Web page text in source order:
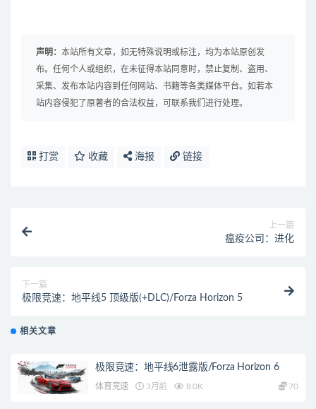
声明： 本站所有文章，如无特殊说明或标注，均为本站原创发
布。任何个人或组织，在未征得本站同意时，禁止复制、盗用、
采集、发布本站内容到任何网站、书籍等各类媒体平台。如若本
站内容侵犯了原著者的合法权益，可联系我们进行处理。
打赏 收藏 海报 链接
上一篇
瘟疫公司：进化
下一篇
极限竞速：地平线5 顶级版(+DLC)/Forza Horizon 5
相关文章
极限竞速：地平线6泄露版/Forza Horizon 6
体育竞速 3月前 8.0K 70